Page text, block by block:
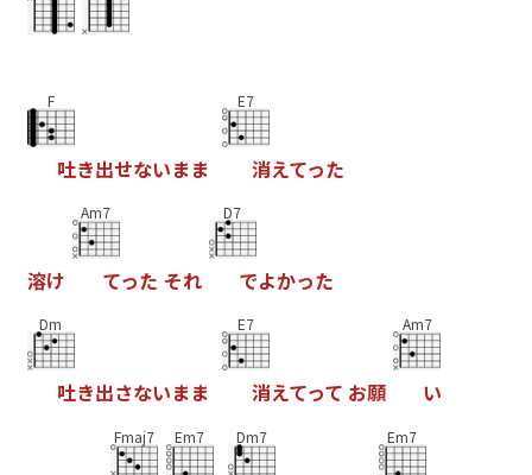
F
吐き出せないまま
E7
消えてった
溶け
Am7
てった それ
D7
でよかった
Dm
吐き出さないまま
E7
消えてって お願
Am7
い
Fmaj7 Em7 Dm7 Em7